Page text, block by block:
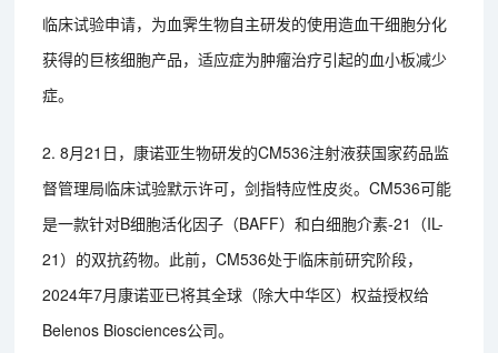
临床试验申请，为血霁生物自主研发的使用造血干细胞分化
获得的巨核细胞产品，适应症为肿瘤治疗引起的血小板减少
症。
2. 8月21日，康诺亚生物研发的CM536注射液获国家药品监
督管理局临床试验默示许可，剑指特应性皮炎。CM536可能
是一款针对B细胞活化因子（BAFF）和白细胞介素-21（IL-
21）的双抗药物。此前，CM536处于临床前研究阶段，
2024年7月康诺亚已将其全球（除大中华区）权益授权给
Belenos Biosciences公司。